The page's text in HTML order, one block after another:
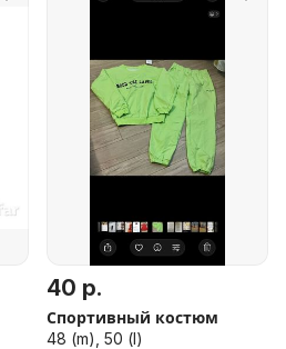
40 р.
Спортивный костюм
48 (m), 50 (l)